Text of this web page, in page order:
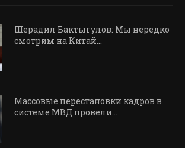
Шерадил Бактыгулов: Мы нередко
смотрим на Китай...
Массовые перестановки кадров в
системе МВД провели...